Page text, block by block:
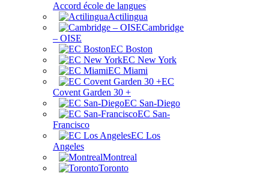
Accord école de langues
Actilingua
Cambridge
– OISE
EC Boston
EC New York
EC Miami
ЕС
Covent Garden 30 +
EC San-Diego
EC San-
Francisco
EC Los
Angeles
Montreal
Toronto